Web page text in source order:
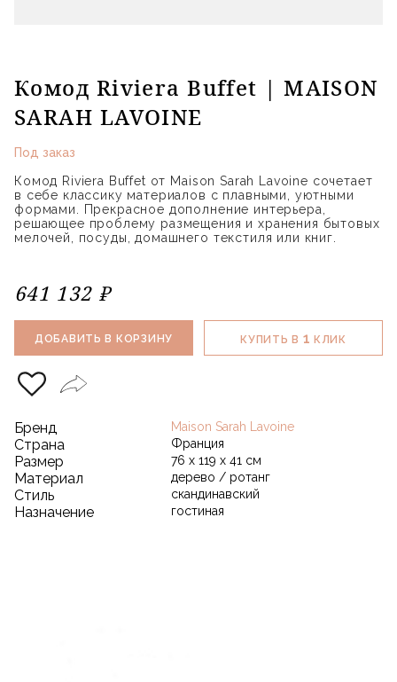
Комод Riviera Buffet | MAISON
SARAH LAVOINE
Под заказ
Комод Riviera Buffet от Maison Sarah Lavoine сочетает
в себе классику материалов с плавными, уютными
формами. Прекрасное дополнение интерьера,
решающее проблему размещения и хранения бытовых
мелочей, посуды, домашнего текстиля или книг.
641 132 ₽
ДОБАВИТЬ В КОРЗИНУ КУПИТЬ В 1 КЛИК
Бренд Maison Sarah Lavoine
Страна Франция
Размер 76 х 119 х 41 см
Материал дерево / ротанг
Стиль скандинавский
Назначение гостиная